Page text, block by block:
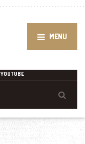
MENU
YOUTUBE